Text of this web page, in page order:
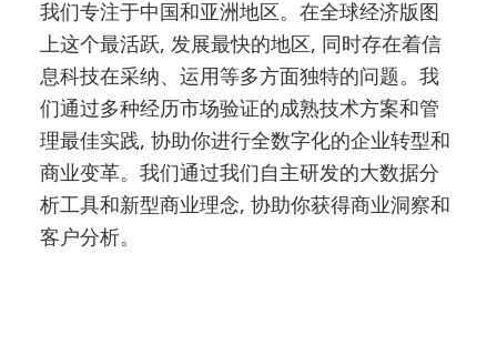
我们专注于中国和亚洲地区。在全球经济版图
上这个最活跃, 发展最快的地区, 同时存在着信
息科技在采纳、运用等多方面独特的问题。我
们通过多种经历市场验证的成熟技术方案和管
理最佳实践, 协助你进行全数字化的企业转型和
商业变革。我们通过我们自主研发的大数据分
析工具和新型商业理念, 协助你获得商业洞察和
客户分析。